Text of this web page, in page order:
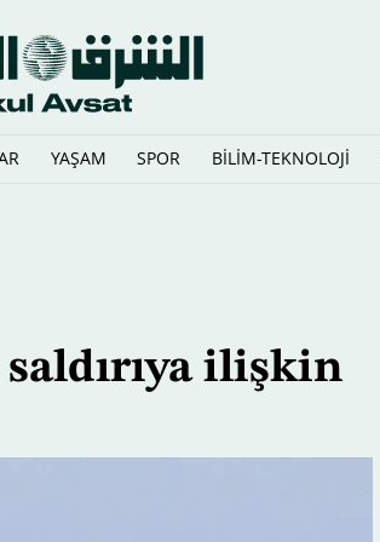
YAŞAM SPOR BİLİM-TEKNOLOJİ
ilişkin